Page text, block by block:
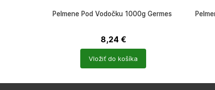
Pelmene Pod Vodočku 1000g Germes
8,24 €
Vložiť do košíka